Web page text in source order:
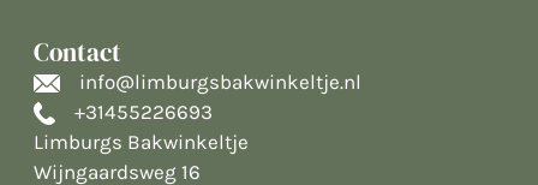
Contact
info@limburgsbakwinkeltje.nl
+31455226693
Limburgs Bakwinkeltje
Wijngaardsweg 16